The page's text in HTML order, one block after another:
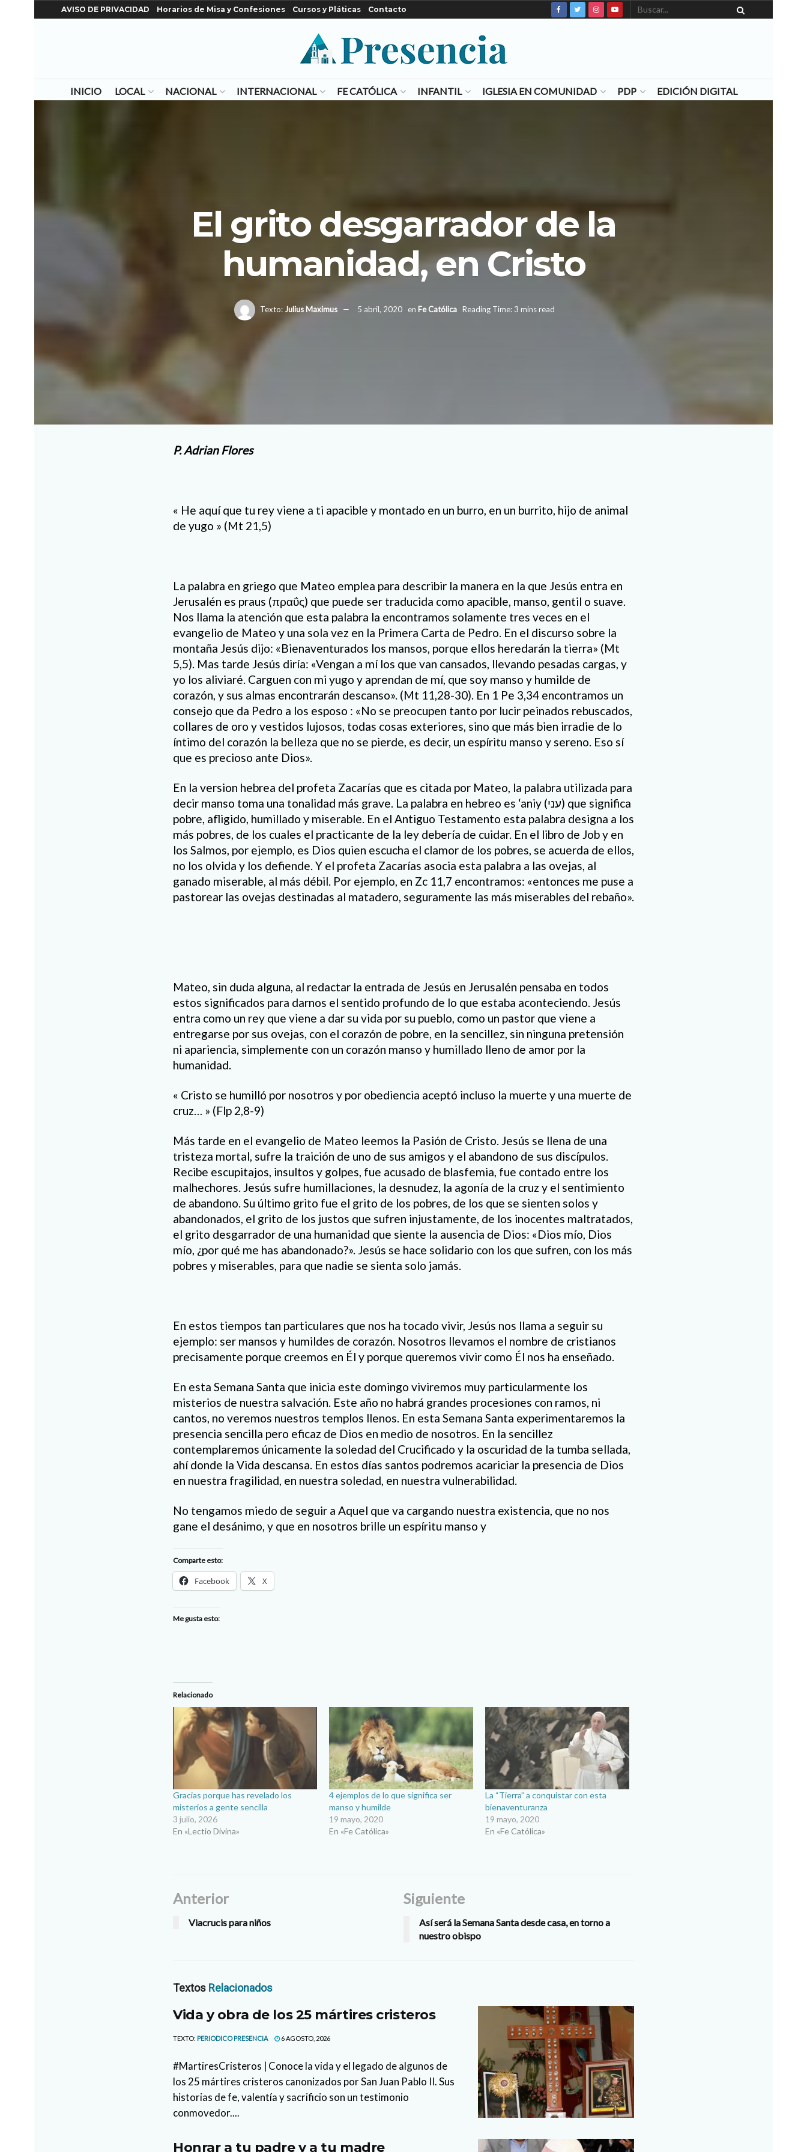
AVISO DE PRIVACIDAD Horarios de Misa y Confesiones Cursos y Pláticas Contacto
INICIO LOCAL NACIONAL INTERNACIONAL FE CATÓLICA INFANTIL IGLESIA EN COMUNIDAD PDP EDICIÓN DIGITAL
El grito desgarrador de la
humanidad, en Cristo
Texto: Julius Maximus 5 abril, 2020 en Fe Católica Reading Time: 3 mins read
P. Adrian Flores
« He aquí que tu rey viene a ti apacible y montado en un burro, en un burrito, hijo de animal
de yugo » (Mt 21,5)
La palabra en griego que Mateo emplea para describir la manera en la que Jesús entra en
Jerusalén es praus (πραΰς) que puede ser traducida como apacible, manso, gentil o suave.
Nos llama la atención que esta palabra la encontramos solamente tres veces en el
evangelio de Mateo y una sola vez en la Primera Carta de Pedro. En el discurso sobre la
montaña Jesús dijo: «Bienaventurados los mansos, porque ellos heredarán la tierra» (Mt
5,5). Mas tarde Jesús diría: «Vengan a mí los que van cansados, llevando pesadas cargas, y
yo los aliviaré. Carguen con mi yugo y aprendan de mí, que soy manso y humilde de
corazón, y sus almas encontrarán descanso». (Mt 11,28-30). En 1 Pe 3,34 encontramos un
consejo que da Pedro a los esposo : «No se preocupen tanto por lucir peinados rebuscados,
collares de oro y vestidos lujosos, todas cosas exteriores, sino que más bien irradie de lo
íntimo del corazón la belleza que no se pierde, es decir, un espíritu manso y sereno. Eso sí
que es precioso ante Dios».
En la version hebrea del profeta Zacarías que es citada por Mateo, la palabra utilizada para
decir manso toma una tonalidad más grave. La palabra en hebreo es ‘aniy (עני) que significa
pobre, afligido, humillado y miserable. En el Antiguo Testamento esta palabra designa a los
más pobres, de los cuales el practicante de la ley debería de cuidar. En el libro de Job y en
los Salmos, por ejemplo, es Dios quien escucha el clamor de los pobres, se acuerda de ellos,
no los olvida y los defiende. Y el profeta Zacarías asocia esta palabra a las ovejas, al
ganado miserable, al más débil. Por ejemplo, en Zc 11,7 encontramos: «entonces me puse a
pastorear las ovejas destinadas al matadero, seguramente las más miserables del rebaño».
Mateo, sin duda alguna, al redactar la entrada de Jesús en Jerusalén pensaba en todos
estos significados para darnos el sentido profundo de lo que estaba aconteciendo. Jesús
entra como un rey que viene a dar su vida por su pueblo, como un pastor que viene a
entregarse por sus ovejas, con el corazón de pobre, en la sencillez, sin ninguna pretensión
ni apariencia, simplemente con un corazón manso y humillado lleno de amor por la
humanidad.
« Cristo se humilló por nosotros y por obediencia aceptó incluso la muerte y una muerte de
cruz… » (Flp 2,8-9)
Más tarde en el evangelio de Mateo leemos la Pasión de Cristo. Jesús se llena de una
tristeza mortal, sufre la traición de uno de sus amigos y el abandono de sus discípulos.
Recibe escupitajos, insultos y golpes, fue acusado de blasfemia, fue contado entre los
malhechores. Jesús sufre humillaciones, la desnudez, la agonía de la cruz y el sentimiento
de abandono. Su último grito fue el grito de los pobres, de los que se sienten solos y
abandonados, el grito de los justos que sufren injustamente, de los inocentes maltratados,
el grito desgarrador de una humanidad que siente la ausencia de Dios: «Dios mío, Dios
mío, ¿por qué me has abandonado?». Jesús se hace solidario con los que sufren, con los más
pobres y miserables, para que nadie se sienta solo jamás.
En estos tiempos tan particulares que nos ha tocado vivir, Jesús nos llama a seguir su
ejemplo: ser mansos y humildes de corazón. Nosotros llevamos el nombre de cristianos
precisamente porque creemos en Él y porque queremos vivir como Él nos ha enseñado.
En esta Semana Santa que inicia este domingo viviremos muy particularmente los
misterios de nuestra salvación. Este año no habrá grandes procesiones con ramos, ni
cantos, no veremos nuestros templos llenos. En esta Semana Santa experimentaremos la
presencia sencilla pero eficaz de Dios en medio de nosotros. En la sencillez
contemplaremos únicamente la soledad del Crucificado y la oscuridad de la tumba sellada,
ahí donde la Vida descansa. En estos días santos podremos acariciar la presencia de Dios
en nuestra fragilidad, en nuestra soledad, en nuestra vulnerabilidad.
No tengamos miedo de seguir a Aquel que va cargando nuestra existencia, que no nos
gane el desánimo, y que en nosotros brille un espíritu manso y
Comparte esto:
Facebook X
Me gusta esto:
Relacionado
Gracias porque has revelado los
misterios a gente sencilla
3 julio, 2026
En «Lectio Divina»
4 ejemplos de lo que significa ser
manso y humilde
19 mayo, 2020
En «Fe Católica»
La “Tierra” a conquistar con esta
bienaventuranza
19 mayo, 2020
En «Fe Católica»
Anterior
Viacrucis para niños
Siguiente
Así será la Semana Santa desde casa, en torno a
nuestro obispo
Textos Relacionados
Vida y obra de los 25 mártires cristeros
TEXTO: PERIODICO PRESENCIA 6 AGOSTO, 2026
#MartiresCristeros | Conoce la vida y el legado de algunos de
los 25 mártires cristeros canonizados por San Juan Pablo II. Sus
historias de fe, valentía y sacrificio son un testimonio
conmovedor....
Honrar a tu padre y a tu madre